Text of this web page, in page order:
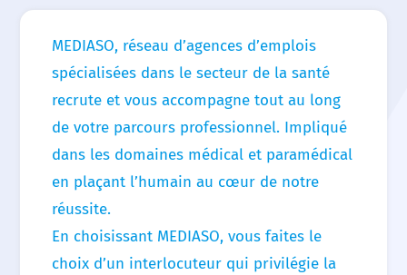
Nos agences
Nos actualités
Nos offres d’emploi
Contact
MEDIASO, réseau d’agences d’emplois
spécialisées dans le secteur de la santé
recrute et vous accompagne tout au long
de votre parcours professionnel. Impliqué
dans les domaines médical et paramédical
en plaçant l’humain au cœur de notre
réussite.
En choisissant MEDIASO, vous faites le
choix d’un interlocuteur qui privilégie la